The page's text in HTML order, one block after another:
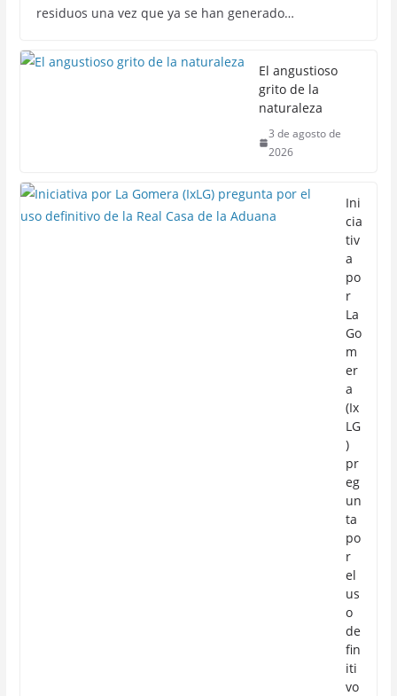
residuos una vez que ya se han generado…
El angustioso
grito de la
naturaleza
3 de agosto de
2026
Ini
cia
tiv
a
po
r
La
Go
m
er
a
(Ix
LG
)
pr
eg
un
ta
po
r
el
us
o
de
fin
iti
vo